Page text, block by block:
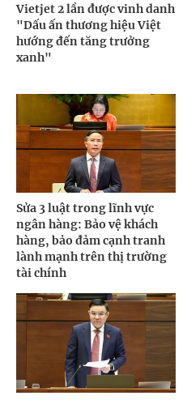
Vietjet 2 lần được vinh danh
"Dấu ấn thương hiệu Việt
hướng đến tăng trưởng
xanh"
Sửa 3 luật trong lĩnh vực
ngân hàng: Bảo vệ khách
hàng, bảo đảm cạnh tranh
lành mạnh trên thị trường
tài chính